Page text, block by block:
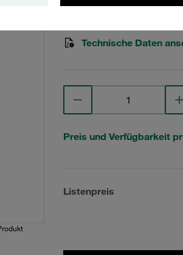
Technische Daten
Preis und Verfügbarkeit
Listenpreis